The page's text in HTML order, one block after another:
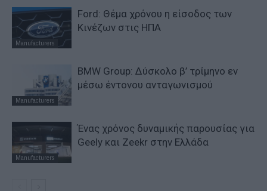
Manufacturers
Ford: Θέμα χρόνου η είσοδος των
Κινέζων στις ΗΠΑ
Manufacturers
BMW Group: Δύσκολο β’ τρίμηνο εν
μέσω έντονου ανταγωνισμού
Manufacturers
Ένας χρόνος δυναμικής παρουσίας για
Geely και Zeekr στην Ελλάδα